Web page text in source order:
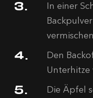
In einer
Den
Unterhitze
Die Äpfel